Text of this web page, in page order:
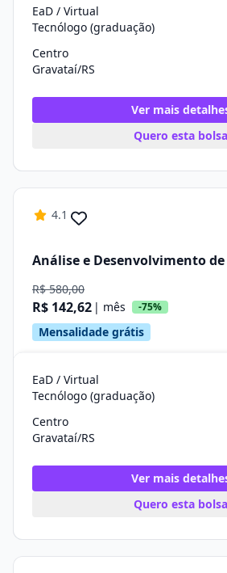
EaD / Virtual
Tecnólogo (graduação)
Centro
Gravataí/RS
Ver mais
Quero esta bolsa
4.1
Análise e Desenvolvimento
R$ 580,00
R$ 142,62 | mês -75%
Mensalidade grátis
EaD / Virtual
Tecnólogo (graduação)
Centro
Gravataí/RS
Ver mais
Quero esta bolsa